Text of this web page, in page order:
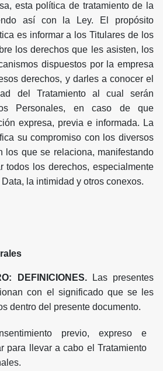
esta política de tratamiento de la
así con la Ley. El propósito
es informar a los Titulares de los
los derechos que les asisten, los
dispuestos por la empresa
derechos, y darles a conocer el
del Tratamiento al cual serán
Personales, en caso de que
expresa, previa e informada. La
su compromiso con los diversos
los que se relaciona, manifestando
todos los derechos, especialmente
la intimidad y otros conexos.
DEFINICIONES.Las presentes
con el significado que se les
dentro del presente documento.
previo, expreso e
para llevar a cabo el Tratamiento